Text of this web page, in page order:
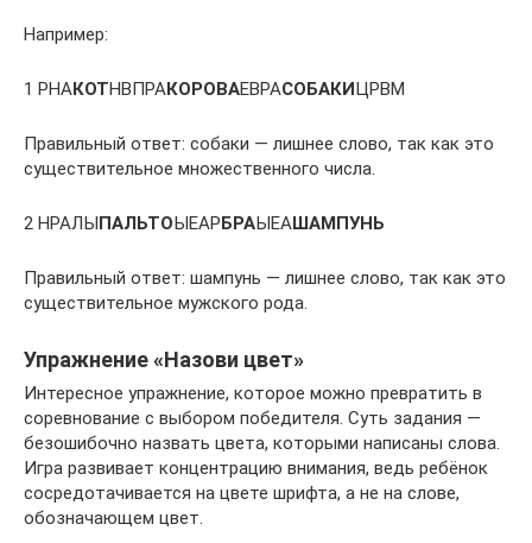
Например:
1 РНАКОТНВПРАКОРОВАЕВРАСОБАКИЦРВМ
Правильный ответ: собаки — лишнее слово, так как это
существительное множественного числа.
2 НРАЛЫПАЛЬТОЫЕАРБРАЫЕАШАМПУНЬ
Правильный ответ: шампунь — лишнее слово, так как это
существительное мужского рода.
Упражнение «Назови цвет»
Интересное упражнение, которое можно превратить в
соревнование с выбором победителя. Суть задания —
безошибочно назвать цвета, которыми написаны слова.
Игра развивает концентрацию внимания, ведь ребёнок
сосредотачивается на цвете шрифта, а не на слове,
обозначающем цвет.